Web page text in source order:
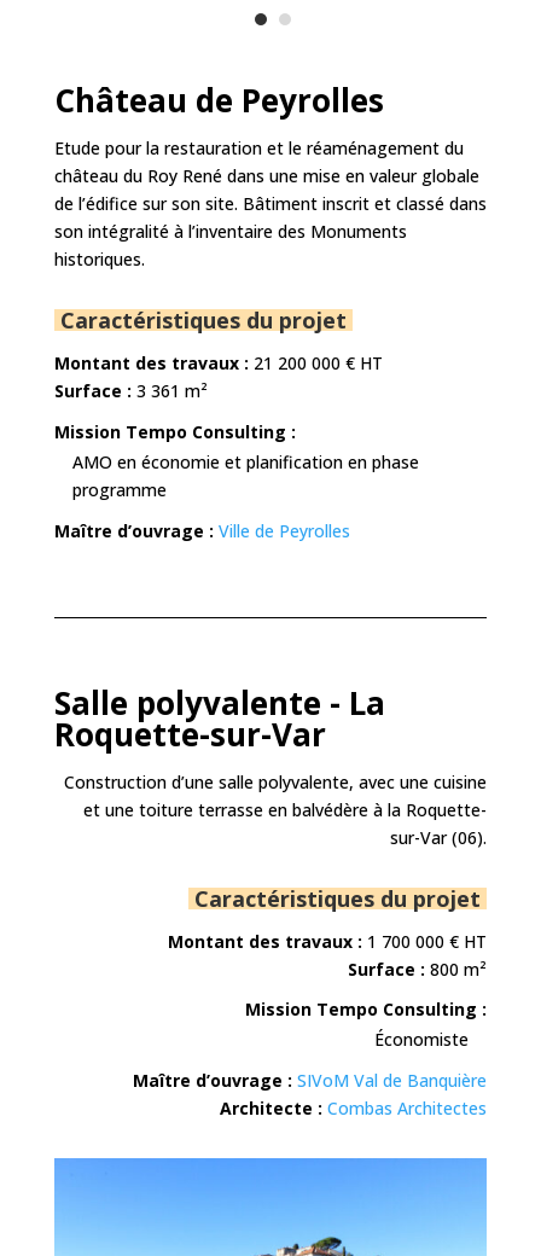
Château de Peyrolles
Etude pour la restauration et le réaménagement du
château du Roy René dans une mise en valeur globale
de l’édifice sur son site. Bâtiment inscrit et classé dans
son intégralité à l’inventaire des Monuments
historiques.
Caractéristiques du projet
Montant des travaux : 21 200 000 € HT
Surface : 3 361 m²
Mission Tempo Consulting :
AMO en économie et planification en phase
programme
Maître d’ouvrage : Ville de Peyrolles
Salle polyvalente - La
Roquette-sur-Var
Construction d’une salle polyvalente, avec une cuisine
et une toiture terrasse en balvédère à la Roquette-
sur-Var (06).
Caractéristiques du projet
Montant des travaux : 1 700 000€ HT
Surface :800 m²
Mission Tempo Consulting :
Économiste
Maître d’ouvrage :SIVoM Val de Banquière
Architecte :Combas Architectes